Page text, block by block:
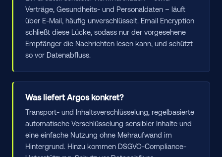
Verträge, Gesundheits- und Personaldaten – läuft
über E-Mail, häufig unverschlüsselt. Email Encryption
schließt diese Lücke, sodass nur der vorgesehene
Empfänger die Nachrichten lesen kann, und schützt
so vor Datenabfluss.
Was liefert Argos konkret?
Transport- und Inhaltsverschlüsselung, regelbasierte
automatische Verschlüsselung sensibler Inhalte und
eine einfache Nutzung ohne Mehraufwand im
Hintergrund. Hinzu kommen DSGVO-Compliance-